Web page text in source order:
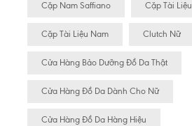
Cặp Nam Saffiano Cặp Tài Liệu
Cặp Tài Liệu Nam Clutch Nữ
Cửa Hàng Bảo Dưỡng Đồ Da Thật
Cửa Hàng Đồ Da Dành Cho Nữ
Cửa Hàng Đồ Da Hàng Hiệu